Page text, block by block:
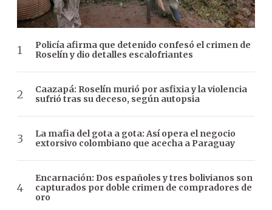
Policía afirma que detenido confesó el crimen de
Roselín y dio detalles escalofriantes
Caazapá: Roselín murió por asfixia y la violencia
sufrió tras su deceso, según autopsia
La mafia del gota a gota: Así opera el negocio
extorsivo colombiano que acecha a Paraguay
Encarnación: Dos españoles y tres bolivianos son
capturados por doble crimen de compradores de
oro